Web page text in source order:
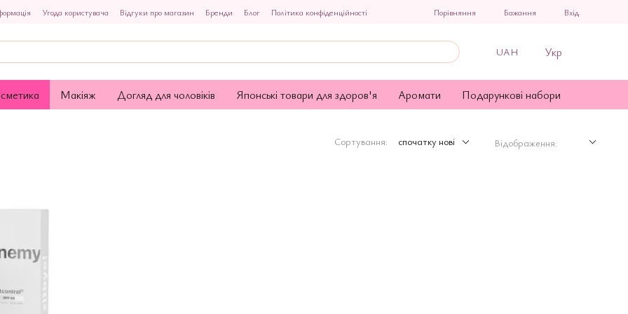
Угода користувача Відгуки про магазин Бренди Блог
Політика конфіденційності
Порівняння Бажання Вхід
UAH Укр
Макіяж Догляд для чоловіків Японські товари для здоров'я Аромати Подарункові набори
Сортування: спочатку нові Відображення: